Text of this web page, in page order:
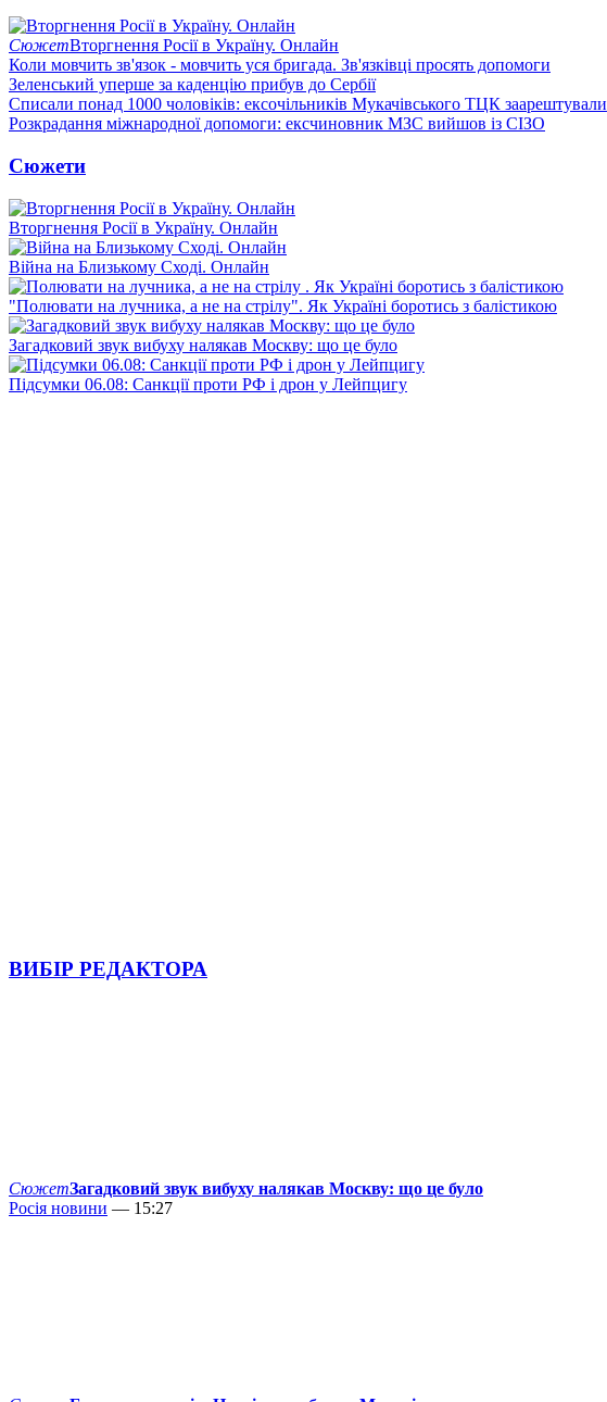
СюжетВторгнення Росії в Україну. Онлайн
Коли мовчить зв'язок - мовчить уся бригада. Зв'язківці просять допомоги
Зеленський уперше за каденцію прибув до Сербії
Списали понад 1000 чоловіків: ексочільників Мукачівського ТЦК заарештували
Розкрадання міжнародної допомоги: ексчиновник МЗС вийшов із СІЗО
Сюжети
Вторгнення Росії в Україну. Онлайн
Війна на Близькому Сході. Онлайн
"Полювати на лучника, а не на стрілу". Як Україні боротись з балістикою
Загадковий звук вибуху налякав Москву: що це було
Підсумки 06.08: Санкції проти РФ і дрон у Лейпцигу
ВИБІР РЕДАКТОРА
СюжетЗагадковий звук вибуху налякав Москву: що це було
Росія новини — 15:27